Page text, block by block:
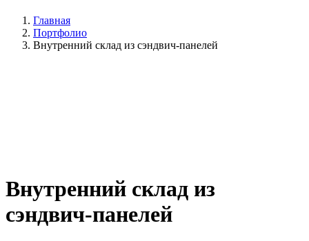
Главная
Портфолио
Внутренний склад из сэндвич-панелей
Внутренний склад из
сэндвич-панелей